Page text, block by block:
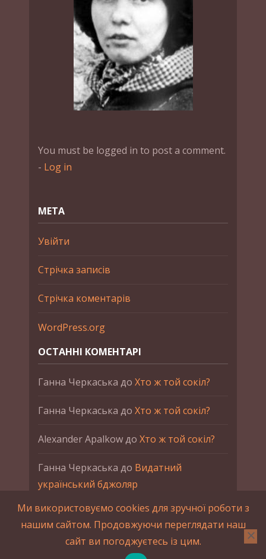
You must be logged in to post a comment.
- Log in
МЕТА
Увійти
Стрічка записів
Стрічка коментарів
WordPress.org
ОСТАННІ КОМЕНТАРІ
Ганна Черкаська до Хто ж той сокіл?
Ганна Черкаська до Хто ж той сокіл?
Alexander Apalkowдо Хто ж той сокіл?
Ганна Черкаська до Видатний
український бджоляр
Ганна ЧеркаськадоПетро Франко
2015-2023 © UAHistory Всі права застережено.
Ми використовуємо cookies для зручної роботи з
нашим сайтом. Продовжуючи переглядати наш
сайт ви погоджуєтесь із цим.